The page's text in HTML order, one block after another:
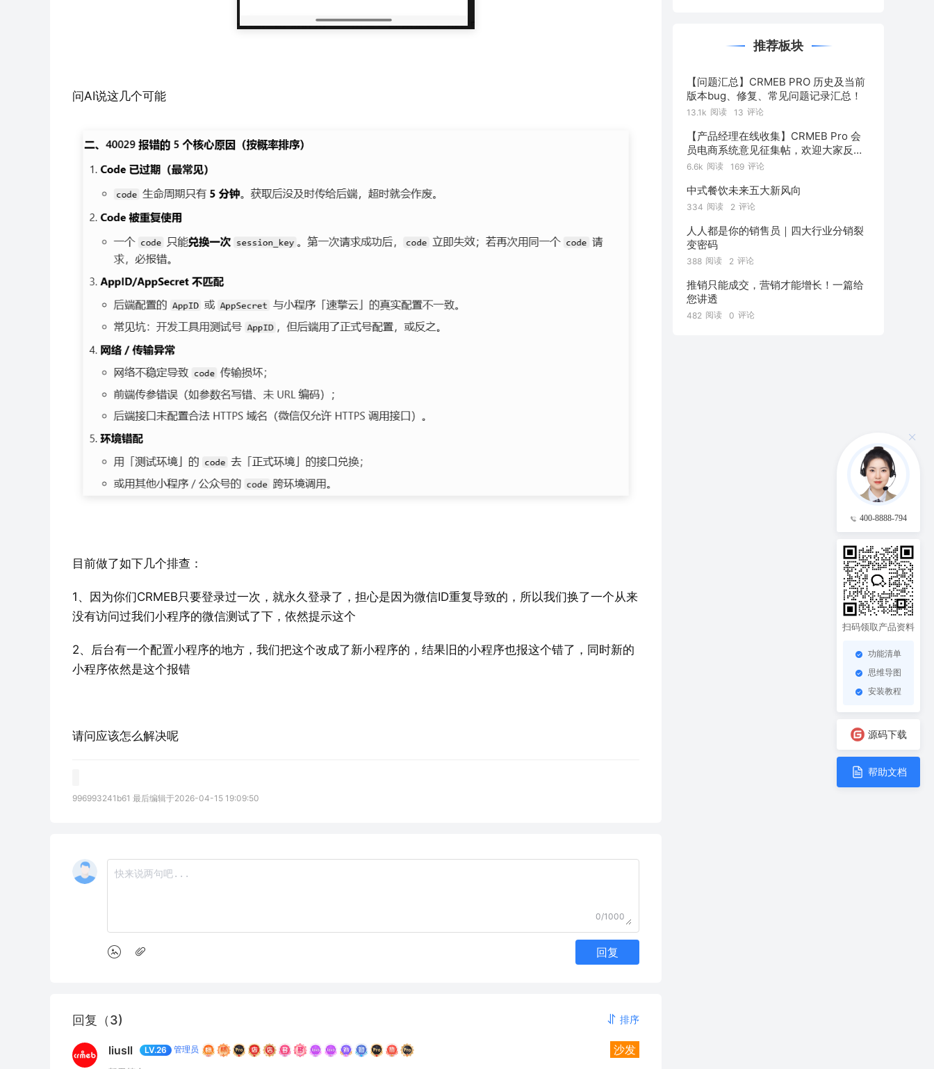
问AI说这几个可能
目前做了如下几个排查：
1、因为你们CRMEB只要登录过一次，就永久登录了，担心是因为微信ID重复导致的，所以我们换了一个从来
没有访问过我们小程序的微信测试了下，依然提示这个
2、后台有一个配置小程序的地方，我们把这个改成了新小程序的，结果旧的小程序也报这个错了，同时新的
小程序依然是这个报错
请问应该怎么解决呢
996993241b61 最后编辑于2026-04-15 19:09:50
0/1000
回复
回复（3) 排序
liusll LV.26 管理员 沙发
推荐板块
【问题汇总】CRMEB PRO 历史及当前
版本bug、修复、常见问题记录汇总！
13.1k 阅读 13 评论
【产品经理在线收集】CRMEB Pro 会
员电商系统意见征集帖，欢迎大家反
馈！
6.6k 阅读 169 评论
中式餐饮未来五大新风向
334 阅读 2 评论
人人都是你的销售员｜四大行业分销裂
变密码
388 阅读 2 评论
推销只能成交，营销才能增长！一篇给
您讲透
482 阅读 0 评论
400-8888-794
扫码领取产品资料
功能清单
思维导图
安装教程
源码下载
帮助文档